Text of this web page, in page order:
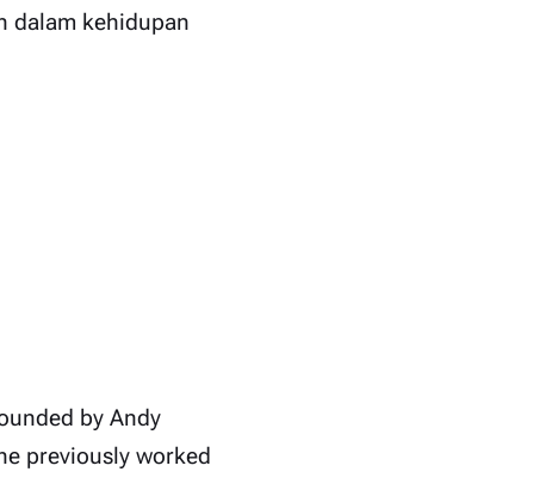
dalam kehidupan
by Andy
previously worked